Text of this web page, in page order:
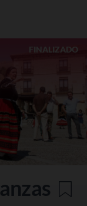
FINALIZADO